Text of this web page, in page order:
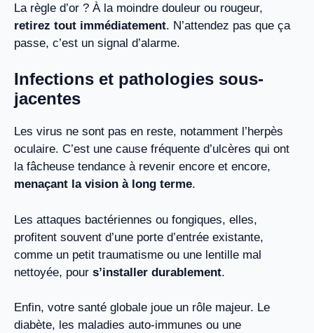
La règle d’or ? À la moindre douleur ou rougeur,
retirez tout immédiatement. N’attendez pas que ça
passe, c’est un signal d’alarme.
Infections et pathologies sous-
jacentes
Les virus ne sont pas en reste, notamment l’herpès
oculaire. C’est une cause fréquente d’ulcères qui ont
la fâcheuse tendance à revenir encore et encore,
menaçant la vision à long terme.
Les attaques bactériennes ou fongiques, elles,
profitent souvent d’une porte d’entrée existante,
comme un petit traumatisme ou une lentille mal
nettoyée, pour s’installer durablement.
Enfin, votre santé globale joue un rôle majeur. Le
diabète, les maladies auto-immunes ou une